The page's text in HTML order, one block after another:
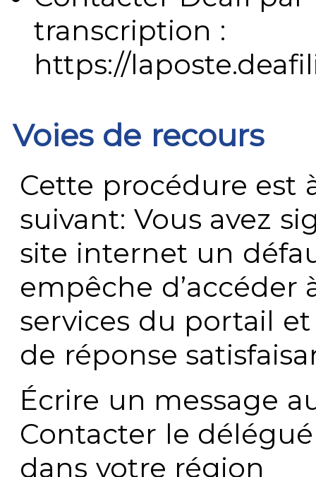
transcription :
https://
Voies de recours
Cette procédure est
suivant: Vous avez
site internet un
empêche
services du portail
de réponse
Écrire un message
Contacter le
dans votre région